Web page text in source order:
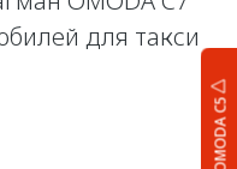
OMODA C5
для такси
5